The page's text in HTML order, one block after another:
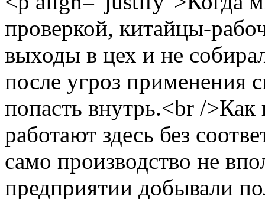
проверкой, китайцы-
выходы в цех и не
после угроз применения
попасть внутрь.<br />Как
работают здесь без
само производство не
предприятии добывали